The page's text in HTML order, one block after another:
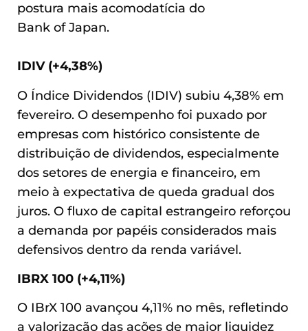
postura mais acomodatícia do
Bank of Japan.
IDIV (+4,38%)
O Índice Dividendos (IDIV) subiu 4,38% em
fevereiro. O desempenho foi puxado por
empresas com histórico consistente de
distribuição de dividendos, especialmente
dos setores de energia e financeiro, em
meio à expectativa de queda gradual dos
juros. O fluxo de capital estrangeiro reforçou
a demanda por papéis considerados mais
defensivos dentro da renda variável.
IBRX 100 (+4,11%)
O IBrX 100 avançou 4,11% no mês, refletindo
a valorização das ações de maior liquidez